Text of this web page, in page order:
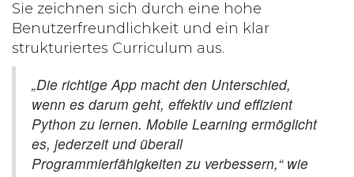
Sie zeichnen sich durch eine hohe
Benutzerfreundlichkeit und ein klar
strukturiertes Curriculum aus.
„Die richtige App macht den Unterschied,
wenn es darum geht, effektiv und effizient
Pythonzu lernen. Mobile Learning ermöglicht
es, jederzeit und überall
Programmierfähigkeiten zu verbessern,“ wie